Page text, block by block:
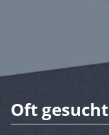
Oft gesucht